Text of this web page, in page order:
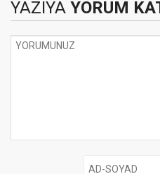
YAZIYA YORUM